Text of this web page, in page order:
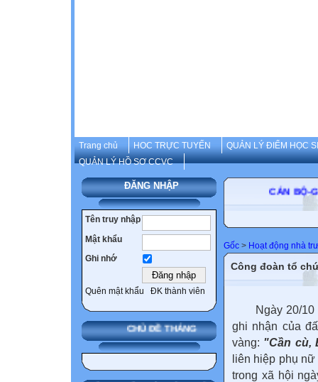
Trang chủ HOC TRỰC TUYẾN
QUẢN LÝ ĐIỂM HỌC
QUẢN LÝ HỒ SƠ CCVC
ĐĂNG NHẬP
Tên truy nhập
Mật khẩu
Ghi nhớ
Quên mật khẩu ĐK thành viên
CHỦ ĐỀ THÁNG
CÁN
Gốc > Hoạt động nhà
Công đoàn tổ
Ngày 20/10
ghi nhận của
vàng: "Cần cù,
liên hiệp phụ
trong xã hội